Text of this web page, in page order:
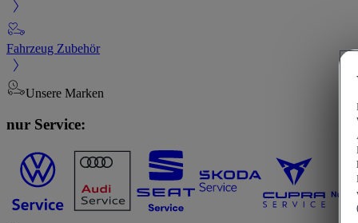
Fahrzeug Zubehör
Unsere Marken
nur Service: